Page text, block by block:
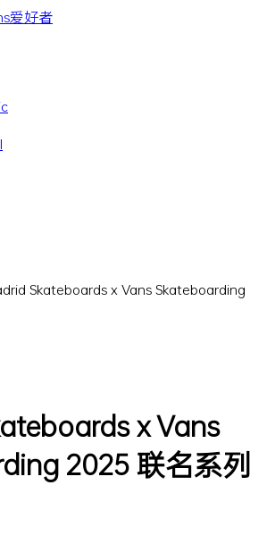
Skateboards x Vans Skateboarding
x Vans
2025 联名系列